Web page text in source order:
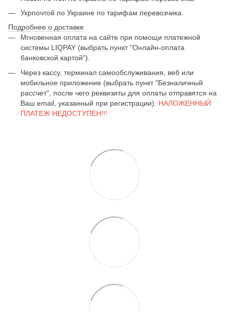
Укрпочтой по Украине по тарифам перевозчика.
Подробнее о доставке
Мгновенная оплата на сайте при помощи платежной
системы LIQPAY (выбрать пункт "Онлайн-оплата
банковской картой").
Через кассу, терминал самообслуживания, веб или
мобильное приложение (выбрать пункт "Безналичный
рассчет", после чего реквизиты для оплаты отправятся на
Ваш email, указанный при регистрации). НАЛОЖЕННЫЙ
ПЛАТЕЖ НЕДОСТУПЕН!!!